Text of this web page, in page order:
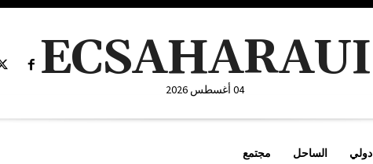
ECSAHARAUI
04 أغسطس 2026
دولي الساحل مجتمع